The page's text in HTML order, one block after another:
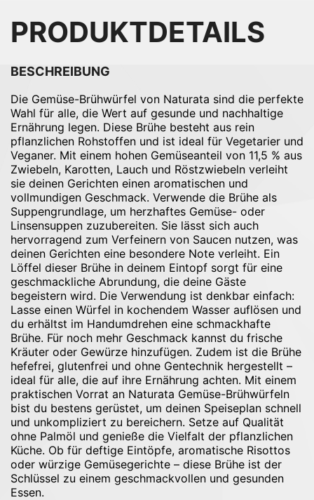
PRODUKTDETAILS
BESCHREIBUNG
Die Gemüse-Brühwürfel von Naturata sind die perfekte
Wahl für alle, die Wert auf gesunde und nachhaltige
Ernährung legen. Diese Brühe besteht aus rein
pflanzlichen Rohstoffen und ist ideal für Vegetarier und
Veganer. Mit einem hohen Gemüseanteil von 11,5 % aus
Zwiebeln, Karotten, Lauch und Röstzwiebeln verleiht
sie deinen Gerichten einen aromatischen und
vollmundigen Geschmack. Verwende die Brühe als
Suppengrundlage, um herzhaftes Gemüse- oder
Linsensuppen zuzubereiten. Sie lässt sich auch
hervorragend zum Verfeinern von Saucen nutzen, was
deinen Gerichten eine besondere Note verleiht. Ein
Löffel dieser Brühe in deinem Eintopf sorgt für eine
geschmackliche Abrundung, die deine Gäste
begeistern wird. Die Verwendung ist denkbar einfach:
Lasse einen Würfel in kochendem Wasser auflösen und
du erhältst im Handumdrehen eine schmackhafte
Brühe. Für noch mehr Geschmack kannst du frische
Kräuter oder Gewürze hinzufügen. Zudem ist die Brühe
hefefrei, glutenfrei und ohne Gentechnik hergestellt –
ideal für alle, die auf ihre Ernährung achten. Mit einem
praktischen Vorrat an Naturata Gemüse-Brühwürfeln
bist du bestens gerüstet, um deinen Speiseplan schnell
und unkompliziert zu bereichern. Setze auf Qualität
ohne Palmöl und genieße die Vielfalt der pflanzlichen
Küche. Ob für deftige Eintöpfe, aromatische Risottos
oder würzige Gemüsegerichte – diese Brühe ist der
Schlüssel zu einem geschmackvollen und gesunden
Essen.